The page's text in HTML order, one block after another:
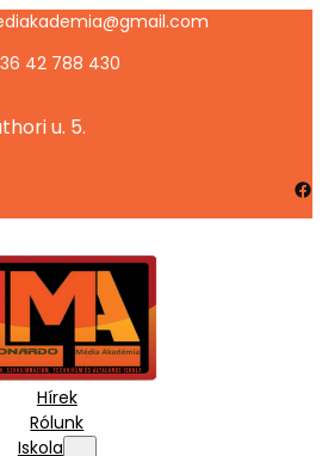
42 788 430
u. 5.
Facebook
Hírek
Rólunk
Iskola